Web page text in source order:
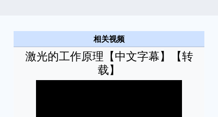
相关视频
激光的工作原理【中文字幕】【转
载】